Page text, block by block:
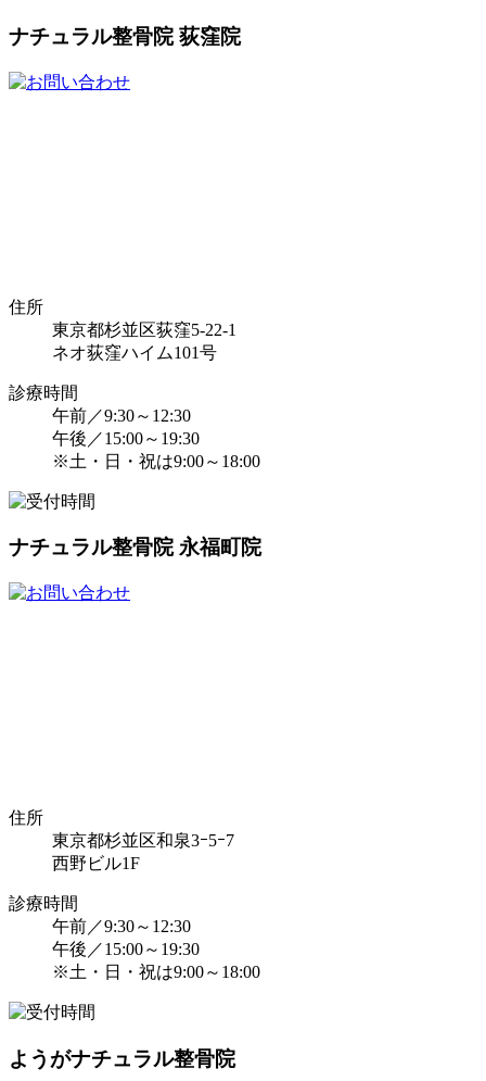
ナチュラル整骨院 荻窪院
住所
東京都杉並区荻窪5-22-1
ネオ荻窪ハイム101号
診療時間
午前／9:30～12:30
午後／15:00～19:30
※土・日・祝は9:00～18:00
ナチュラル整骨院 永福町院
住所
東京都杉並区和泉3ｰ5ｰ7
西野ビル1F
診療時間
午前／9:30～12:30
午後／15:00～19:30
※土・日・祝は9:00～18:00
ようがナチュラル整骨院